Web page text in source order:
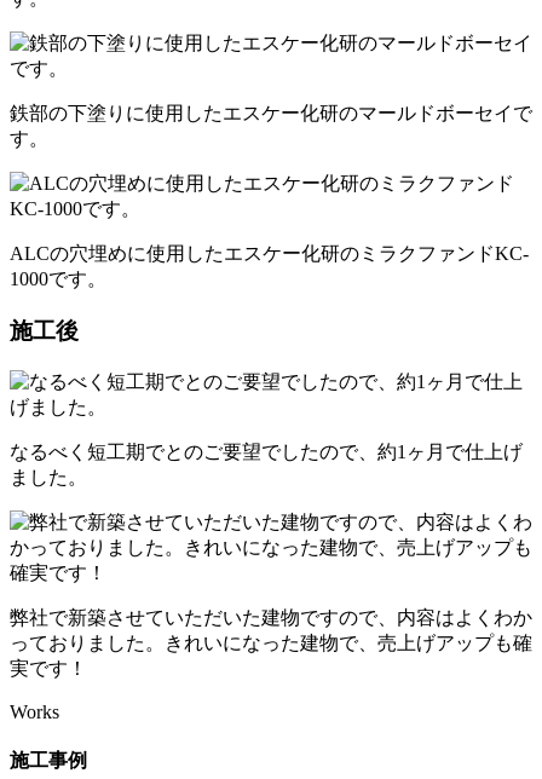
鉄部の下塗りに使用したエスケー化研のマールドボーセイで
す。
ALCの穴埋めに使用したエスケー化研のミラクファンドKC-
1000です。
施工後
なるべく短工期でとのご要望でしたので、約1ヶ月で仕上げ
ました。
弊社で新築させていただいた建物ですので、内容はよくわか
っておりました。きれいになった建物で、売上げアップも確
実です！
Works
施工事例